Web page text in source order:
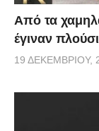
Από τα
έγιναν
19 ΔΕΚΕΜΒΡΊΟΥ,